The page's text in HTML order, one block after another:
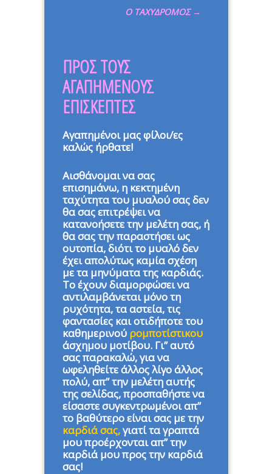
Ο ΤΑΧΥΔΡΟΜΟΣ→
ΠΡΟΣ ΤΟΥΣ
ΑΓΑΠΗΜΕΝΟΥΣ
ΕΠΙΣΚΕΠΤΕΣ
Αγαπημένοι μας φίλοι/ες
καλώς ήρθατε!
Αισθάνομαι να σας
επισημάνω, η κεκτημένη
ταχύτητα του μυαλού σας δεν
θα σας επιτρέψει να
κατανοήσετε την μελέτη σας, ή
θα σας την παραστήσει ως
ουτοπία, διότι το μυαλό δεν
έχει απολύτως καμία σχέση
με τα μηνύματα της καρδιάς.
Το έχουν διαμορφώσει να
αντιλαμβάνεται μόνο τη
ρυχότητα, τα αστεία, τις
φαντασίες και οτιδήποτε του
καθημερινού ρομποτίστικου
άσχημου μοτίβου. Γι” αυτό
σας παρακαλώ, για να
ωφεληθείτε άλλος λίγο άλλος
πολύ, απ” την μελέτη αυτής
της σελίδας, προσπαθήστε να
είσαστε συγκεντρωμένοι απ”
το βαθύτερο είναι σας με την
καρδιά σας,γιατί τα γραπτά
μου προέρχονται απ” την
καρδιά μου προς την καρδιά
σας!